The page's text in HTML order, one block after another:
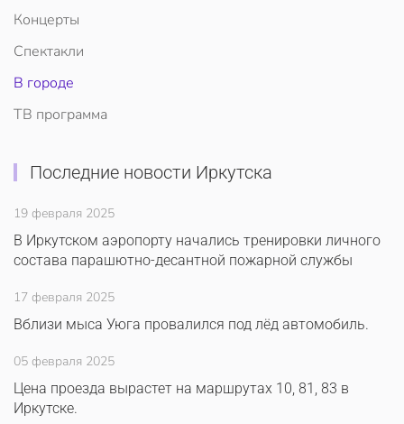
Концерты
Спектакли
В городе
ТВ программа
Последние новости Иркутска
19 февраля 2025
В Иркутском аэропорту начались тренировки личного
состава парашютно-десантной пожарной службы
17 февраля 2025
Вблизи мыса Уюга провалился под лёд автомобиль.
05 февраля 2025
Цена проезда вырастет на маршрутах 10, 81, 83 в
Иркутске.